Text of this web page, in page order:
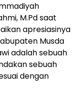
M.Pd saat
apresiasinya
Musda
adalah sebuah
sebuah
dengan